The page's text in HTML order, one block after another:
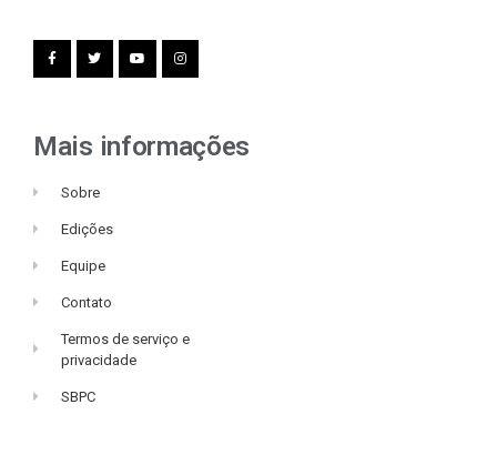
Mais informações
Sobre
Edições
Equipe
Contato
Termos de serviço e
privacidade
SBPC